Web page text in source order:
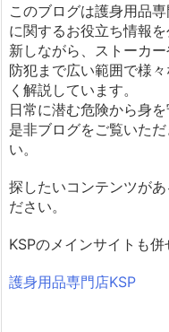
このブログは護身用品
に関するお役立ち情報
新しながら、ストーカ
防犯まで広い範囲で様
く解説しています。
日常に潜む危険から身
是非ブログをご覧いた
い。
探したいコンテンツが
ださい。
KSPのメインサイトも併
護身用品専門店KSP